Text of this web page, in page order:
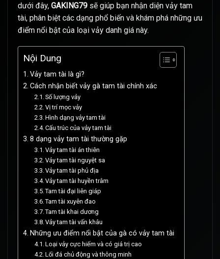
dưới đây, GAKING79 sẽ giúp bạn nhận diện vảy tam
tài, phân biệt các dạng phổ biến và khám phá những ưu
điểm nổi bật của loại vảy danh giá này.
Nội Dung
Vảy tam tài là gì?
Cách nhận biết vảy gà tam tài chính xác
Số lượng vảy
Vị trí mọc vảy
Hình dạng vảy tam tài
Cấu trúc của vảy tam tài
8 dạng vảy tam tài thường gặp
Vảy tam tài án thiên
Vảy tam tài nguyệt sa
Vảy tam tài phủ địa
Vảy tam tài huyền trâm
Tam tài đại liên giáp
Tam tài xuyên đao
Tam tài khai dương
Vảy tam tài vấn khâu
Những ưu điểm nổi bật của gà có vảy tam tài
Loại vảy cực hiếm và có giá trị cao
Lối đá chủ động và thông minh